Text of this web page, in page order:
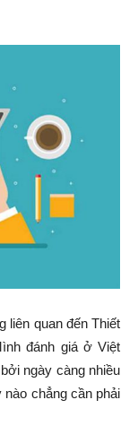
liên quan đến Thiết
đánh giá ở Việt
ngày càng nhiều
chẳng cần phải